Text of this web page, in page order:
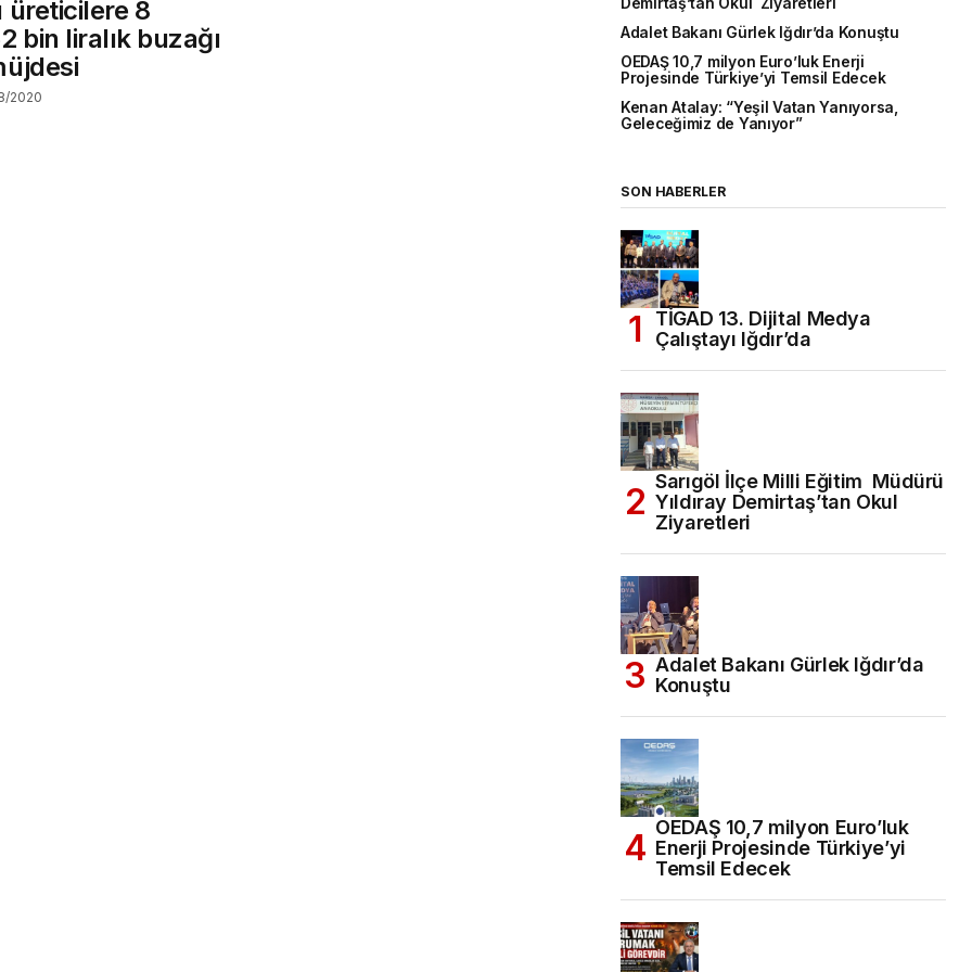
üreticilere 8
bin liralık buzağı
2020
Adalet Bakanı Gürlek Iğdır’da Konuştu
OEDAŞ 10,7 milyon Euro’luk Enerji
Projesinde Türkiye’yi Temsil Edecek
Kenan Atalay: “Yeşil Vatan Yanıyorsa,
Geleceğimiz de Yanıyor”
SON HABERLER
TİGAD 13. Dijital Medya
Çalıştayı Iğdır’da
Sarıgöl İlçe Milli Eğitim Müdürü
Yıldıray Demirtaş’tan Okul
Ziyaretleri
Adalet Bakanı Gürlek Iğdır’da
Konuştu
OEDAŞ 10,7 milyon Euro’luk
Enerji Projesinde Türkiye’yi
Temsil Edecek